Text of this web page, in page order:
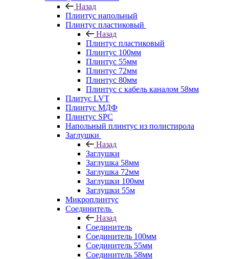
Назад
Плинтус напольный
Плинтус пластиковый
Назад
Плинтус пластиковый
Плинтус 100мм
Плинтус 55мм
Плинтус 72мм
Плинтус 80мм
Плинтус с кабель каналом 58мм
Плитус LVT
Плинтус МДФ
Плинтус SPC
Напольный плинтус из полистирола
Заглушки
Назад
Заглушки
Заглушка 58мм
Заглушка 72мм
Заглушки 100мм
Заглушки 55м
Микроплинтус
Соединитель
Назад
Соединитель
Соединитель 100мм
Соединитель 55мм
Соединитель 58мм